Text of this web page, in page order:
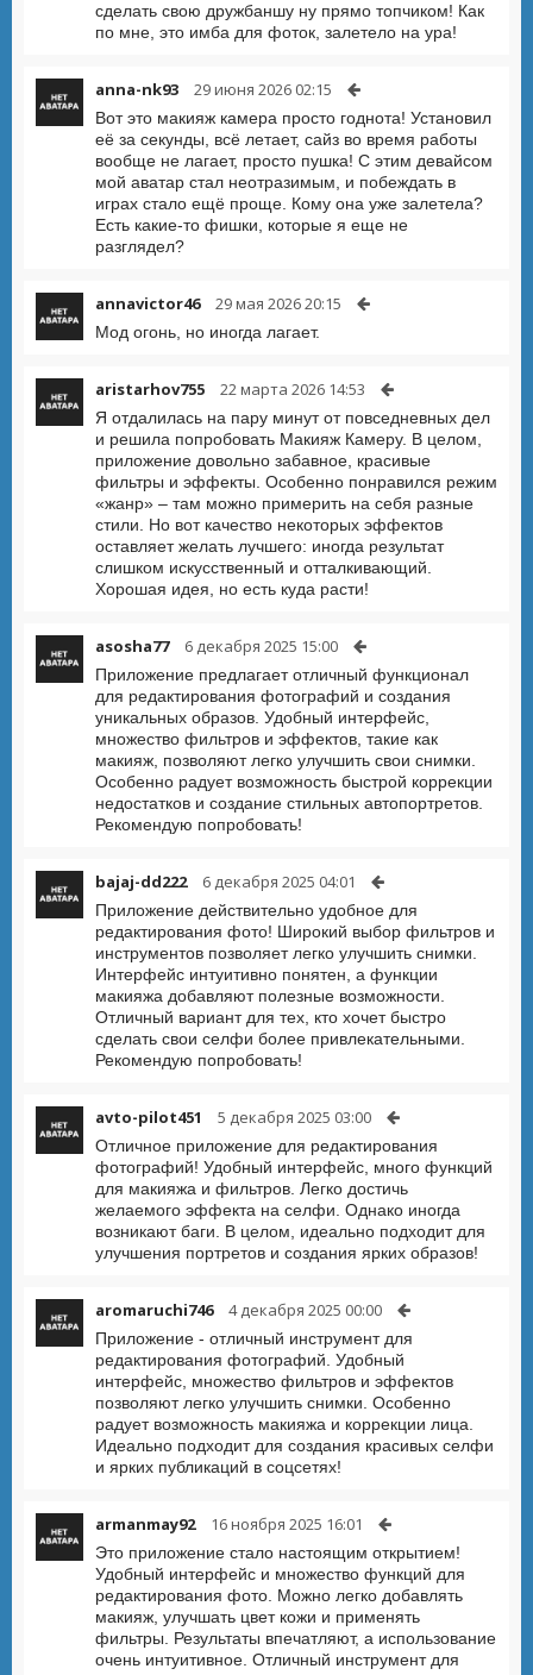
сделать свою дружбаншу ну прямо топчиком! Как
по мне, это имба для фоток, залетело на ура!
anna-nk93 29 июня 2026 02:15
Вот это макияж камера просто годнота! Установил
её за секунды, всё летает, сайз во время работы
вообще не лагает, просто пушка! С этим девайсом
мой аватар стал неотразимым, и побеждать в
играх стало ещё проще. Кому она уже залетела?
Есть какие-то фишки, которые я еще не
разглядел?
annavictor46 29 мая 2026 20:15
Мод огонь, но иногда лагает.
aristarhov755 22 марта 2026 14:53
Я отдалилась на пару минут от повседневных дел
и решила попробовать Макияж Камеру. В целом,
приложение довольно забавное, красивые
фильтры и эффекты. Особенно понравился режим
«жанр» – там можно примерить на себя разные
стили. Но вот качество некоторых эффектов
оставляет желать лучшего: иногда результат
слишком искусственный и отталкивающий.
Хорошая идея, но есть куда расти!
asosha77 6 декабря 2025 15:00
Приложение предлагает отличный функционал
для редактирования фотографий и создания
уникальных образов. Удобный интерфейс,
множество фильтров и эффектов, такие как
макияж, позволяют легко улучшить свои снимки.
Особенно радует возможность быстрой коррекции
недостатков и создание стильных автопортретов.
Рекомендую попробовать!
bajaj-dd222 6 декабря 2025 04:01
Приложение действительно удобное для
редактирования фото! Широкий выбор фильтров и
инструментов позволяет легко улучшить снимки.
Интерфейс интуитивно понятен, а функции
макияжа добавляют полезные возможности.
Отличный вариант для тех, кто хочет быстро
сделать свои селфи более привлекательными.
Рекомендую попробовать!
avto-pilot451 5 декабря 2025 03:00
Отличное приложение для редактирования
фотографий! Удобный интерфейс, много функций
для макияжа и фильтров. Легко достичь
желаемого эффекта на селфи. Однако иногда
возникают баги. В целом, идеально подходит для
улучшения портретов и создания ярких образов!
aromaruchi746 4 декабря 2025 00:00
Приложение - отличный инструмент для
редактирования фотографий. Удобный
интерфейс, множество фильтров и эффектов
позволяют легко улучшить снимки. Особенно
радует возможность макияжа и коррекции лица.
Идеально подходит для создания красивых селфи
и ярких публикаций в соцсетях!
armanmay92 16 ноября 2025 16:01
Это приложение стало настоящим открытием!
Удобный интерфейс и множество функций для
редактирования фото. Можно легко добавлять
макияж, улучшать цвет кожи и применять
фильтры. Результаты впечатляют, а использование
очень интуитивное. Отличный инструмент для